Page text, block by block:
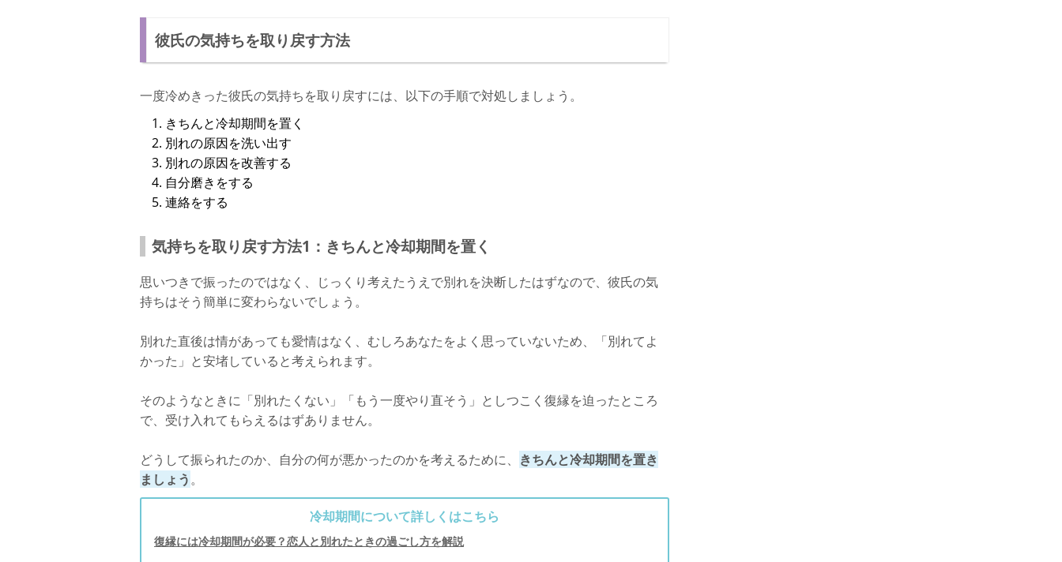
彼氏の気持ちを取り戻す方法
一度冷めきった彼氏の気持ちを取り戻すには、以下の手順で対処しましょう。
きちんと冷却期間を置く
別れの原因を洗い出す
別れの原因を改善する
自分磨きをする
連絡をする
気持ちを取り戻す方法1：きちんと冷却期間を置く
思いつきで振ったのではなく、じっくり考えたうえで別れを決断したはずなので、彼氏の気
持ちはそう簡単に変わらないでしょう。
別れた直後は情があっても愛情はなく、むしろあなたをよく思っていないため、「別れてよ
かった」と安堵していると考えられます。
そのようなときに「別れたくない」「もう一度やり直そう」としつこく復縁を迫ったところ
で、受け入れてもらえるはずありません。
どうして振られたのか、自分の何が悪かったのかを考えるために、 きちんと冷却期間を置き
ましょう。
冷却期間について詳しくはこちら
復縁には冷却期間が必要？恋人と別れたときの過ごし方を解説